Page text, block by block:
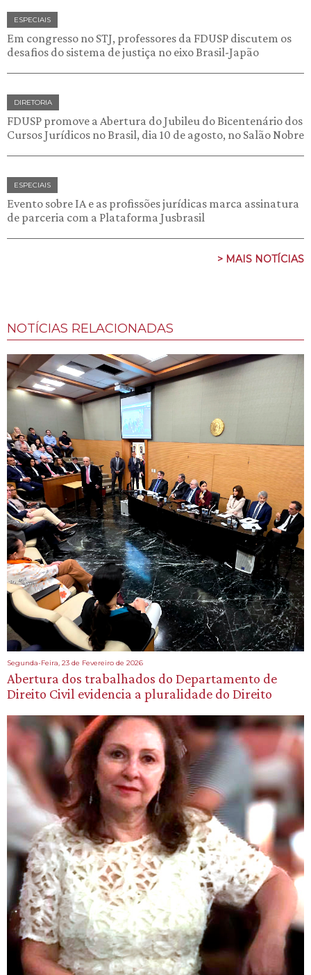
ESPECIAIS
Em congresso no STJ, professores da FDUSP discutem os
desafios do sistema de justiça no eixo Brasil-Japão
DIRETORIA
FDUSP promove a Abertura do Jubileu do Bicentenário dos
Cursos Jurídicos no Brasil, dia 10 de agosto, no Salão Nobre
ESPECIAIS
Evento sobre IA e as profissões jurídicas marca assinatura
de parceria com a Plataforma Jusbrasil
> MAIS NOTÍCIAS
NOTÍCIAS RELACIONADAS
Segunda-Feira, 23 de Fevereiro de 2026
Abertura dos trabalhados do Departamento de
Direito Civil evidencia a pluralidade do Direito